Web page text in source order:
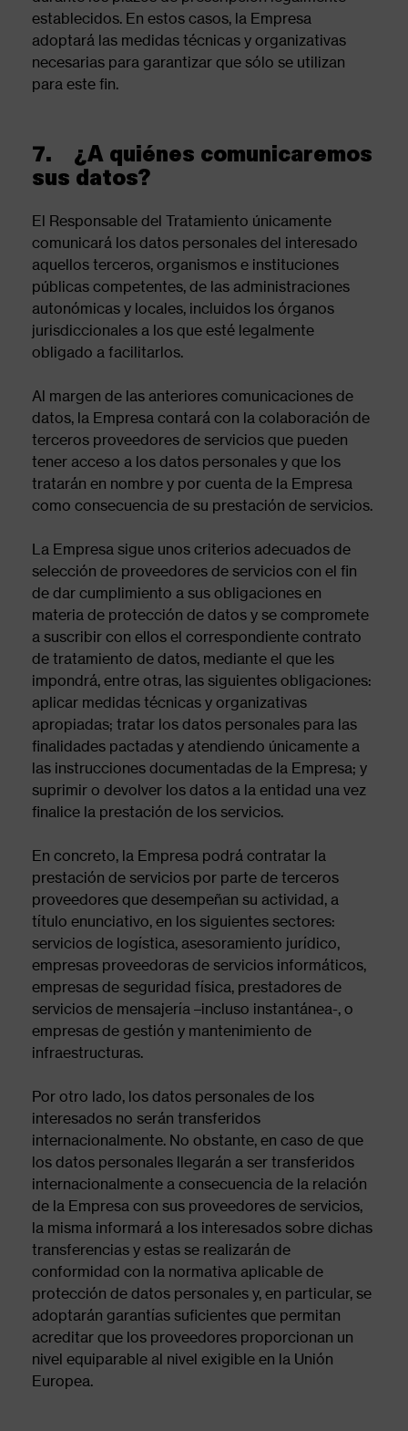
establecidos. En estos casos, la Empresa
adoptará las medidas técnicas y organizativas
necesarias para garantizar que sólo se utilizan
para este fin.
7. ¿A quiénes comunicaremos
sus datos?
El Responsable del Tratamiento únicamente
comunicará los datos personales del interesado
aquellos terceros, organismos e instituciones
públicas competentes, de las administraciones
autonómicas y locales, incluidos los órganos
jurisdiccionales a los que esté legalmente
obligado a facilitarlos.
Al margen de las anteriores comunicaciones de
datos, la Empresa contará con la colaboración de
terceros proveedores de servicios que pueden
tener acceso a los datos personales y que los
tratarán en nombre y por cuenta de la Empresa
como consecuencia de su prestación de servicios.
La Empresa sigue unos criterios adecuados de
selección de proveedores de servicios con el fin
de dar cumplimiento a sus obligaciones en
materia de protección de datos y se compromete
a suscribir con ellos el correspondiente contrato
de tratamiento de datos, mediante el que les
impondrá, entre otras, las siguientes obligaciones:
aplicar medidas técnicas y organizativas
apropiadas; tratar los datos personales para las
finalidades pactadas y atendiendo únicamente a
las instrucciones documentadas de la Empresa; y
suprimir o devolver los datos a la entidad una vez
finalice la prestación de los servicios.
En concreto, la Empresa podrá contratar la
prestación de servicios por parte de terceros
proveedores que desempeñan su actividad, a
título enunciativo, en los siguientes sectores:
servicios de logística, asesoramiento jurídico,
empresas proveedoras de servicios informáticos,
empresas de seguridad física, prestadores de
servicios de mensajería –incluso instantánea-, o
empresas de gestión y mantenimiento de
infraestructuras.
Por otro lado, los datos personales de los
interesados no serán transferidos
internacionalmente. No obstante, en caso de que
los datos personales llegarán a ser transferidos
internacionalmente a consecuencia de la relación
de la Empresa con sus proveedores de servicios,
la misma informará a los interesados sobre dichas
transferencias y estas se realizarán de
conformidad con la normativa aplicable de
protección de datos personales y, en particular, se
adoptarán garantías suficientes que permitan
acreditar que los proveedores proporcionan un
nivel equiparable al nivel exigible en la Unión
Europea.